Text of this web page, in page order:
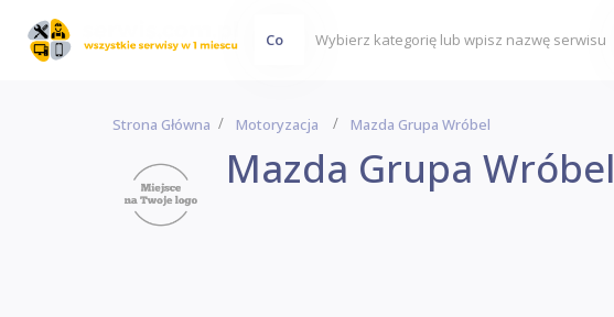
Co
Strona Główna Motoryzacja Mazda Grupa Wróbel
Mazda Grupa Wróbel